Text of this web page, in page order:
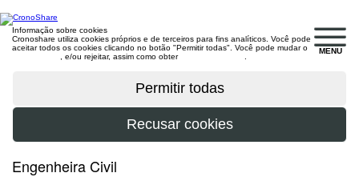
MENU
Informação sobre cookies
Cronoshare utiliza cookies próprios e de terceiros para fins analíticos. Você pode
aceitar todos os cookies clicando no botão "Permitir todas". Você pode mudar o
, e/ou rejeitar, assim como obter
Engenheira Civil